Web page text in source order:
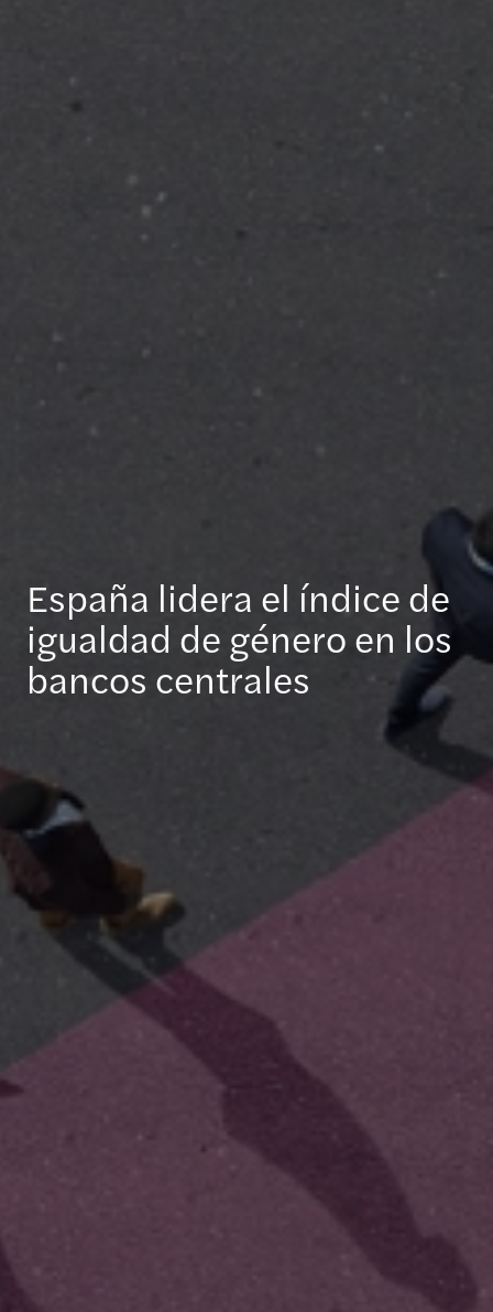
España lidera el índice de
igualdad de género en los
bancos centrales